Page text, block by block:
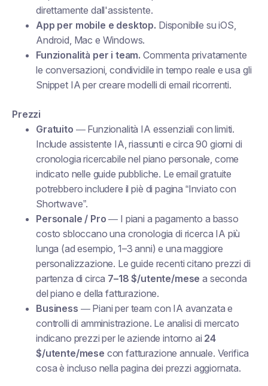
direttamente dall'assistente.
App per mobile e desktop. Disponibile su iOS,
Android, Mac e Windows.
Funzionalità per i team. Commenta privatamente
le conversazioni, condividile in tempo reale e usa gli
Snippet IA per creare modelli di email ricorrenti.
Prezzi
Gratuito — Funzionalità IA essenziali con limiti.
Include assistente IA, riassunti e circa 90 giorni di
cronologia ricercabile nel piano personale, come
indicato nelle guide pubbliche. Le email gratuite
potrebbero includere il piè di pagina “Inviato con
Shortwave”.
Personale / Pro — I piani a pagamento a basso
costo sbloccano una cronologia di ricerca IA più
lunga (ad esempio, 1–3 anni) e una maggiore
personalizzazione. Le guide recenti citano prezzi di
partenza di circa 7–18 $/utente/mese a seconda
del piano e della fatturazione.
Business — Piani per team con IA avanzata e
controlli di amministrazione. Le analisi di mercato
indicano prezzi per le aziende intorno ai 24
$/utente/mese con fatturazione annuale. Verifica
cosa è incluso nella pagina dei prezzi aggiornata.